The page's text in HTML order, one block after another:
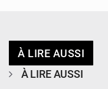
À LIRE AUSSI
À LIRE AUSSI